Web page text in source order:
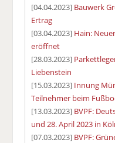
[04.04.2023] Bauwerk
Ertrag
[03.04.2023] Hain:
eröffnet
[28.03.2023]
Liebenstein
[15.03.2023] Innung
Teilnehmer beim
[13.03.2023] BVPF:
und 28. April 2023 in
[07.03.2023] BVPF: